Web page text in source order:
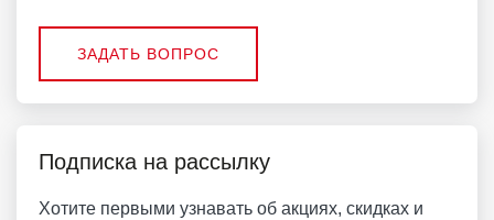
ЗАДАТЬ ВОПРОС
Подписка на рассылку
Хотите первыми узнавать об акциях, скидках и